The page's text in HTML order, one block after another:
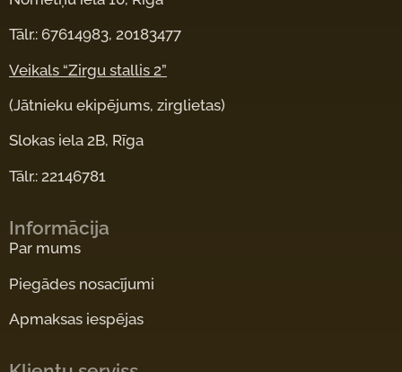
Tālr.: 67614983, 20183477
Veikals “Zirgu stallis 2”
(Jātnieku ekipējums, zirglietas)
Slokas iela 2B, Rīga
Tālr.: 22146781
Informācija
Par mums
Piegādes nosacījumi
Apmaksas iespējas